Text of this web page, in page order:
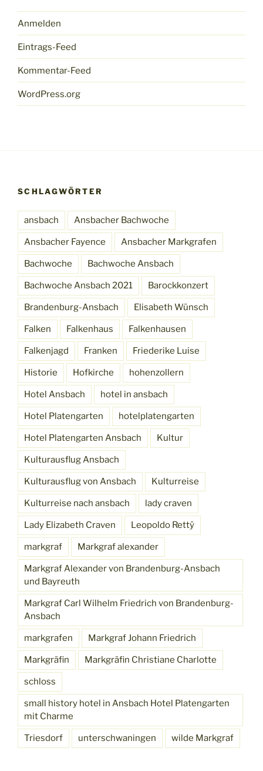
Anmelden
Eintrags-Feed
Kommentar-Feed
WordPress.org
SCHLAGWÖRTER
ansbach Ansbacher Bachwoche
Ansbacher Fayence Ansbacher Markgrafen
Bachwoche Bachwoche Ansbach
Bachwoche Ansbach 2021 Barockkonzert
Brandenburg-Ansbach Elisabeth Wünsch
Falken Falkenhaus Falkenhausen
Falkenjagd Franken Friederike Luise
Historie Hofkirche hohenzollern
Hotel Ansbach hotel in ansbach
Hotel Platengarten hotelplatengarten
Hotel Platengarten Ansbach Kultur
Kulturausflug Ansbach
Kulturausflug von Ansbach Kulturreise
Kulturreise nach ansbach lady craven
Lady Elizabeth Craven Leopoldo Rettÿ
markgraf Markgraf alexander
Markgraf Alexander von Brandenburg-Ansbach
und Bayreuth
Markgraf Carl Wilhelm Friedrich von Brandenburg-
Ansbach
markgrafen Markgraf Johann Friedrich
Markgräfin Markgräfin Christiane Charlotte
schloss
small history hotel in Ansbach Hotel Platengarten
mit Charme
Triesdorf unterschwaningen wilde Markgraf